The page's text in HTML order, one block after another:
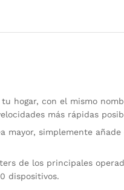
hogar, con el mismo
más rápidas
mayor, simplemente
de los principales
dispositivos.